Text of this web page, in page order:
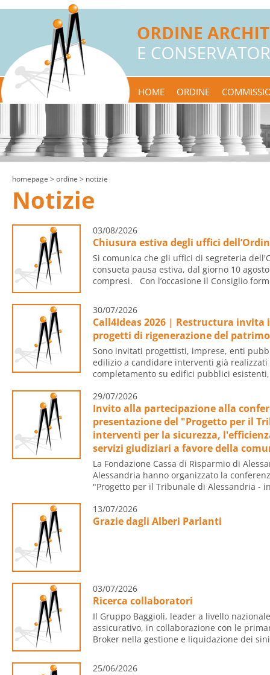
HOME ORDINE
homepage > ordine > notizie
Notizie
03/08/2026
Chiusura estiva degli uffici
Si comunica che gli uffici di segreteria
consueta pausa estiva, dal giorno 10
compresi. Con l’occasione il Consiglio
30/07/2026
Call4Ideas 2026 | Restructura
progetti di rigenerazione del
Sono invitati progettisti, imprese, enti
edilizio a candidare interventi già realizzati
completamento su edifici pubblici
29/07/2026
Invito alla partecipazione alla
presentazione del "Progetto per il
interventi per la sicurezza,
servizi giudiziari a favore della
La Fondazione Cassa di Risparmio di
Alessandria hanno organizzato la
"Progetto per il Tribunale di Alessandria -
13/07/2026
Grazie dagli Alberi Parlanti
03/07/2026
Ricerca collaboratori
Il Gruppo Baggioli, leader a livello
assicurativo, in collaborazione con le
Broker nella gestione e liquidazione dei
25/06/2026